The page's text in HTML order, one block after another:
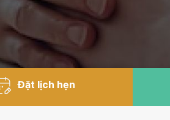
Đặt lịch hẹn